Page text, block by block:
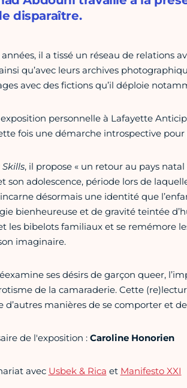
disparaître.
il a tissé un réseau de relations
qu’avec leurs archives
avec des fictions qu’il déploie
personnelle à Lafayette
fois une démarche introspective
, il propose « un retour au pays
son adolescence, période lors de
désormais une identité que
bienheureuse et de gravité teintée
les bibelots familiaux et se remémore
imaginaire.
ses désirs de garçon queer,
de la camaraderie. Cette
d’autres manières de se comporter et de
de l'exposition :Caroline Honorien
avec Usbek & Rica et Manifesto XXI